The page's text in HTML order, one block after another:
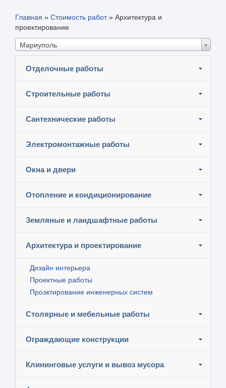
Главная » Стоимость работ» Архитектура и
проектирование
Мариуполь
Отделочные работы
Строительные работы
Сантехнические работы
Электромонтажные работы
Окна и двери
Отопление и кондиционирование
Земляные и ландшафтные работы
Архитектура и проектирование
Дизайн интерьера
Проектные работы
Проэктирование инженерных систем
Столярные и мебельные работы
Ограждающие конструкции
Клининговые услуги и вывоз мусора